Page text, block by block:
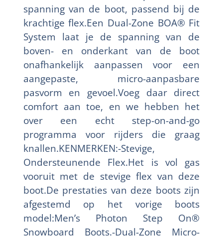
spanning van de boot, passend bij de
krachtige flex.Een Dual-Zone BOA® Fit
System laat je de spanning van de
boven- en onderkant van de boot
onafhankelijk aanpassen voor een
aangepaste, micro-aanpasbare
pasvorm en gevoel.Voeg daar direct
comfort aan toe, en we hebben het
over een echt step-on-and-go
programma voor rijders die graag
knallen.KENMERKEN:-Stevige,
Ondersteunende Flex.Het is vol gas
vooruit met de stevige flex van deze
boot.De prestaties van deze boots zijn
afgestemd op het vorige boots
model:Men’s Photon Step On®
Snowboard Boots.-Dual-Zone Micro-